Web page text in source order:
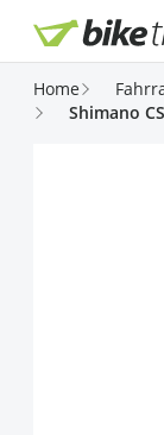
Direkt zum Inhalt
Home
Shimano